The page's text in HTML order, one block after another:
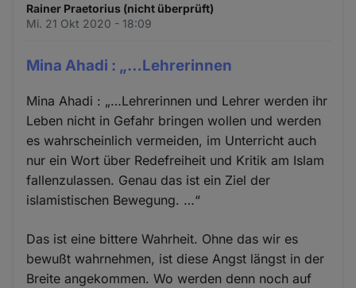
Rainer Praetorius (nicht überprüft)
Mi. 21 Okt 2020 - 18:09
Mina Ahadi : „…Lehrerinnen
Mina Ahadi : „…Lehrerinnen und Lehrer werden ihr
Leben nicht in Gefahr bringen wollen und werden
es wahrscheinlich vermeiden, im Unterricht auch
nur ein Wort über Redefreiheit und Kritik am Islam
fallenzulassen. Genau das ist ein Ziel der
islamistischen Bewegung. …“
Das ist eine bittere Wahrheit. Ohne das wir es
bewußt wahrnehmen, ist diese Angst längst in der
Breite angekommen. Wo werden denn noch auf